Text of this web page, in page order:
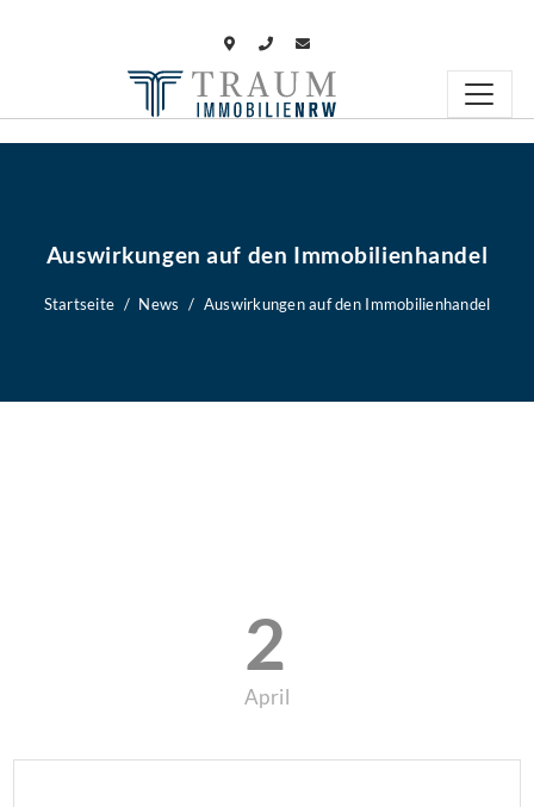
Auswirkungen auf den Immobilienhandel
Startseite News Auswirkungen auf den Immobilienhandel
2
April